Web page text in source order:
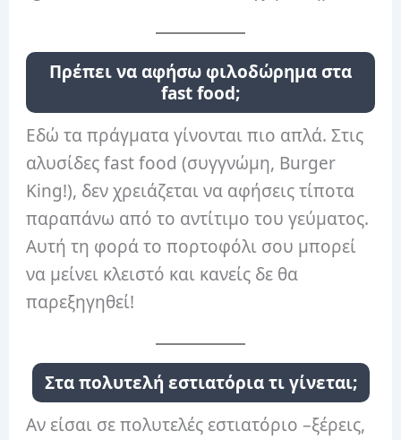
Πρέπει να αφήσω φιλοδώρημα στα
fast food;
Εδώ τα πράγματα γίνονται πιο απλά. Στις
αλυσίδες fast food (συγγνώμη, Burger
King!), δεν χρειάζεται να αφήσεις τίποτα
παραπάνω από το αντίτιμο του γεύματος.
Αυτή τη φορά το πορτοφόλι σου μπορεί
να μείνει κλειστό και κανείς δε θα
παρεξηγηθεί!
Στα πολυτελή εστιατόρια τι γίνεται;
Αν είσαι σε πολυτελές εστιατόριο –ξέρεις,